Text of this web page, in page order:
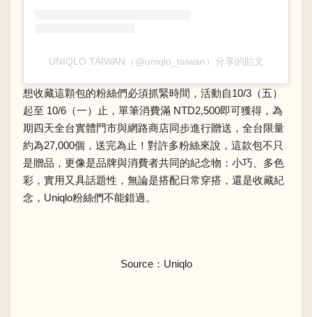
UNIQLO TAIWAN（@uniqlo_taiwan）分享的貼文
想收藏這顆包的粉絲們必須抓緊時間，活動自10/3（五）
起至 10/6（一）止，單筆消費滿 NTD2,500即可獲得，為
期四天全台實體門市與網路商店同步進行贈送，全台限量
約為27,000個，送完為止！對許多粉絲來說，這款包不只
是贈品，更像是品牌與消費者共同的紀念物：小巧、多色
彩，實用又具話題性，無論是搭配日常穿搭，還是收藏紀
念，Uniqlo粉絲們不能錯過。
Source：Uniqlo